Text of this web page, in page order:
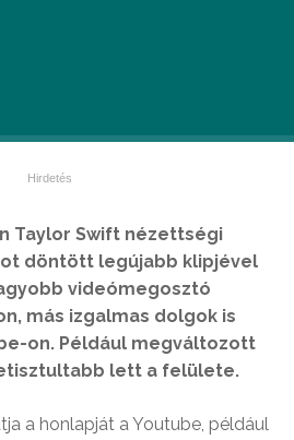
Taylor Swift nézettségi
döntött legújabb klipjével
videómegosztó
más izgalmas dolgok is
on. Például megváltozott
lett a felülete.
a honlapját a Youtube, például